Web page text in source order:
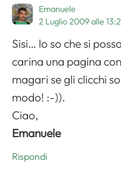
Emanuele
2 Luglio 2009 alle
Sisi… lo so che si
carina una pagina
magari se gli clicchi
modo! :-)).
Ciao,
Emanuele
Rispondi